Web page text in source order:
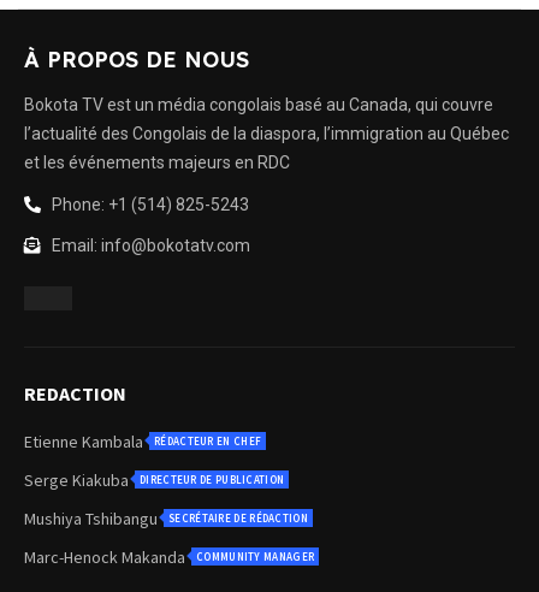
À PROPOS DE NOUS
Bokota TV est un média congolais basé au Canada, qui couvre
l’actualité des Congolais de la diaspora, l’immigration au Québec
et les événements majeurs en RDC
Phone: +1 (514) 825-5243
Email: info@bokotatv.com
REDACTION
Etienne Kambala RÉDACTEUR EN CHEF
Serge Kiakuba DIRECTEUR DE PUBLICATION
Mushiya Tshibangu SECRÉTAIRE DE RÉDACTION
Marc-Henock Makanda COMMUNITY MANAGER